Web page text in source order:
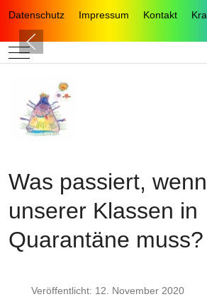
Datenschutz Impressum Kontakt
Mobile Menu Toggle
Was passiert,
unserer Klassen in
Quarantäne muss?
Veröffentlicht: 12. November 2020